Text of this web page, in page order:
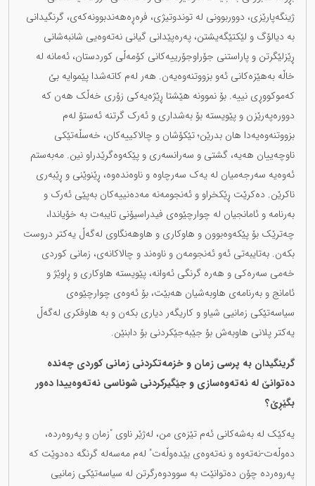
ژینگەپارێزی، دووربوونی لە توندوتیژی، فرەڕەهەندبوونەکەی، گرنگیدانی
بە دیالۆگ و لێکتێگەیشتن، پەرەپێدانی گیانی نەتەوەیی شانبەشانی
ڕێزلێگرتن و پاراستنی جۆراوجۆرییەکانی کۆمەڵی کوردستان، ئەمانە لە
خاڵە بەهێزەکانی ئەو بزووتنەوەیەن. هەر لەم کاتەشدا پێموایە بێ
کەموکووڕی نییە. بۆ نموونە هێشتا ڕێژەیەکی زۆری خەڵک هەن کە
دوورەپەرێزن و پێویستە بۆ بەشداری و ئەرک گرتنە ئەستۆ لەم
بزووتنەوەیەدا هان بدرێن؛ تێکۆشان و چالاکییەکان، خەسڵەتێکی
ناوچەییان هەیە، گشتی و سەرانسەری و پێکەوەگرێدراو نین. مەبەستم
ئەوەیە سەرجەمیان لە یەک سەرچاوە و ناوەندەوە، ڕێنوێنی و ڕێبەری
ناکرێن. دەکرێت ڕێکخراو و ئەنجومەنە مەدەنییەکان بەپێی ئەرک و
بەرنامە و ئامانجیان لە چوارچێوەی فیدراسیۆنی تایبەت بە خۆیاندا،
چەترێک بۆ پێکەوەبوون و هاوکاری و هاوهەنگاوی لەگەڵ یەکتر دروست
بکەن. بەتایبەتی ئەو ئەنجومەن و ناوەند و چالاکانەی، زمانی کوردی
خەمی سەرەکی و هەرە گرنگی ئەوانە، پێویستە هاوکاری و ڕاوێژ و
ئامانج و بەرنامەی هاوبەشیان هەبێت، بۆ ئەوەی چوارچێوەی
سیاسەتێکی زمانیی شیاو و کاریگەر دیاری بکەن و بە هاوفکری لەگەڵ
یەکتر پلانی هاوبەش بۆ جێبەجێکردنی بۆ دابنێن.
گرینگیدان بە پرسی زمان و خزمەتکردنی زمانی کوردی چەندە
دەتوانێ لە نەتەوەسازی و جێگیرکردنی شوناسی نەتەوەییدا دەور
بگێڕێ؟
یەکێک لە بەشەکانی ئەم تێزەی من، لەژێر ناوی "زمان و پەروەردە،
دەوڵەت-نەتەوە و نەتەوەی بێدەوڵەت" لەم مەسەلە گرنگە دەدوێت کە
پەروەردە چۆن دەتوانێت بە سوودوەرگرتن لە سیاسەتێکی زمانیی